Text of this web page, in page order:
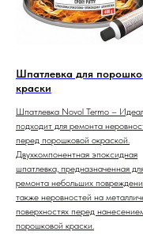
Шпатлевка для
краски
Шпатлевка Novol Termo –
подходит для ремонта
перед порошковой окраской.
Двухкомпонентная эпоксидная
шпатлевка, предназначенная
ремонта небольших
также неровностей на
поверхностях перед
порошковой краски.